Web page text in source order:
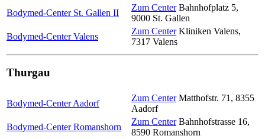
Bodymed-Center St. Gallen II
Zum Center Bahnhofplatz 5,
9000 St. Gallen
Bodymed-Center Valens
Zum Center Kliniken Valens,
7317 Valens
Thurgau
Bodymed-Center Aadorf
Zum Center Matthofstr. 71 , 8355
Aadorf
Bodymed-Center Romanshorn
Zum Center Bahnhofstrasse 16,
8590 Romanshorn